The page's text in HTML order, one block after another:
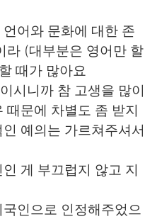
어와 문화에 대한 존
라 (대부분은 영어만 할
때가 많아요
시니까 참 고생을 많이
때문에 차별도 좀 받지
예의는 가르쳐주셔서
게 부끄럽지 않고 지
인으로 인정해주었으